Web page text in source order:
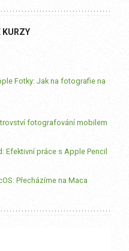
KURZY
Fotky: Jak na fotografie na
fotografování mobilem
Efektivní práce s Apple Pencil
Přecházíme na Maca